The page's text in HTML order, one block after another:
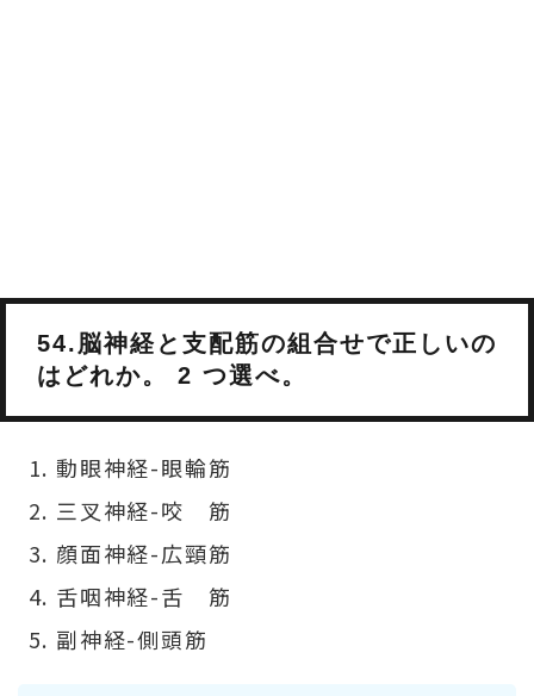
54.脳神経と支配筋の組合せで正しいの
はどれか。 2 つ選べ。
動眼神経-眼輪筋
三叉神経-咬 筋
顔面神経-広頸筋
舌咽神経-舌 筋
副神経-側頭筋